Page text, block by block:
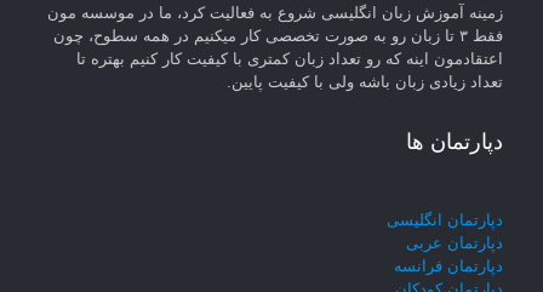
زمینه آموزش زبان انگلیسی شروع به فعالیت کرد، ما در موسسه مون
فقط ۳ تا زبان رو به صورت تخصصی کار میکنیم در همه سطوح، چون
اعتقادمون اینه که رو تعداد زبان کمتری با کیفیت کار کنیم بهتره تا
تعداد زیادی زبان باشه ولی با کیفیت پایین.
دپارتمان ها
دپارتمان انگلیسی
دپارتمان عربی
دپارتمان فرانسه
دپارتمان کودکان